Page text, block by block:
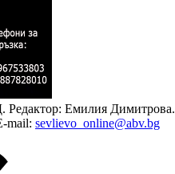
Редактор: Емилия Димитрова.
mail: sevlievo_online@abv.bg